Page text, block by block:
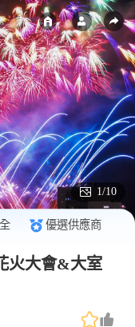
1/10
優選供應商
火大會&大室